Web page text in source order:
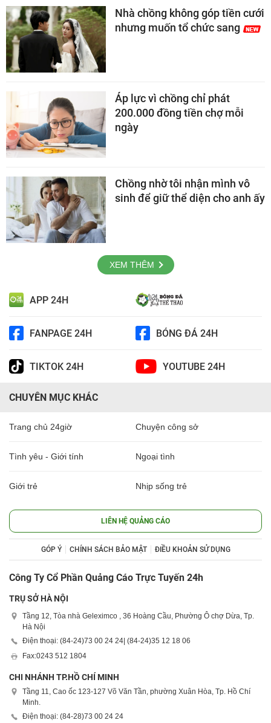
Nhà chồng không góp tiền cưới
nhưng muốn tổ chức sang
Áp lực vì chồng chỉ phát
200.000 đồng tiền chợ mỗi
ngày
Chồng nhờ tôi nhận mình vô
sinh để giữ thể diện cho anh ấy
XEM THÊM
APP 24H
FANPAGE 24H BÓNG ĐÁ 24H
TIKTOK 24H YOUTUBE 24H
CHUYÊN MỤC KHÁC
Trang chủ 24giờ Chuyện công sở
Tình yêu - Giới tính Ngoại tình
Giới trẻ Nhịp sống trẻ
LIÊN HỆ QUẢNG CÁO
GÓP Ý CHÍNH SÁCH BẢO MẬT ĐIỀU KHOẢN SỬ DỤNG
Công Ty Cổ Phần Quảng Cáo Trực Tuyến 24h
TRỤ SỞ HÀ NỘI
Tầng 12, Tòa nhà Geleximco , 36 Hoàng Cầu, Phường Ô chợ Dừa, Tp.
Hà Nội
Điện thoại: (84-24)73 00 24 24 | (84-24)35 12 18 06
Fax:0243 512 1804
CHI NHÁNH TP.HỒ CHÍ MINH
Tầng 11, Cao ốc 123-127 Võ Văn Tần, phường Xuân Hòa, Tp. Hồ Chí
Minh.
Điện thoại: (84-28)73 00 24 24